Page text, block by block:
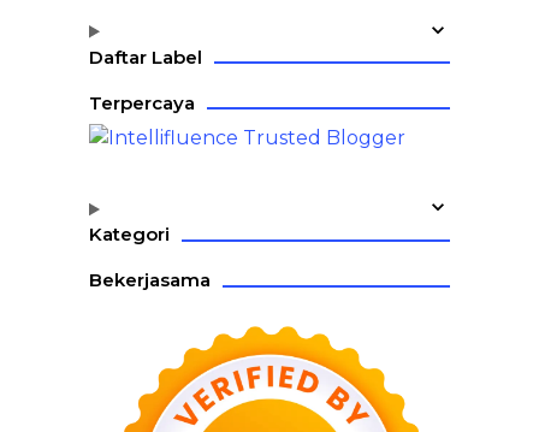
Daftar Label
Terpercaya
Kategori
Bekerjasama